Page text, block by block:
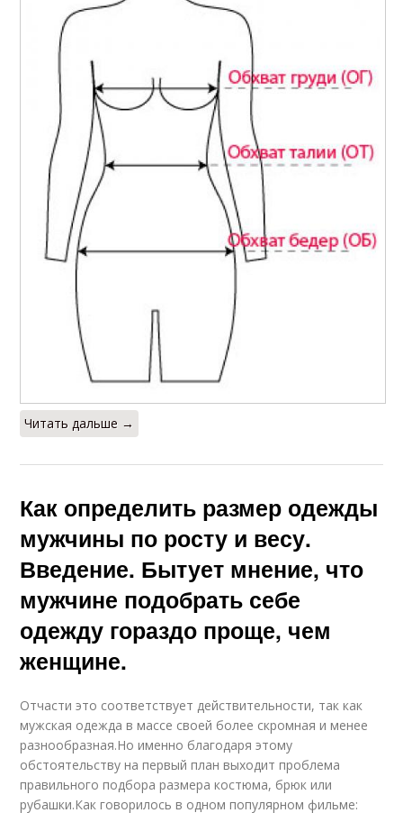
Читать дальше →
Как определить размер одежды
мужчины по росту и весу.
Введение. Бытует мнение, что
мужчине подобрать себе
одежду гораздо проще, чем
женщине.
Отчасти это соответствует действительности, так как
мужская одежда в массе своей более скромная и менее
разнообразная.Но именно благодаря этому
обстоятельству на первый план выходит проблема
правильного подбора размера костюма, брюк или
рубашки.Как говорилось в одном популярном фильме: